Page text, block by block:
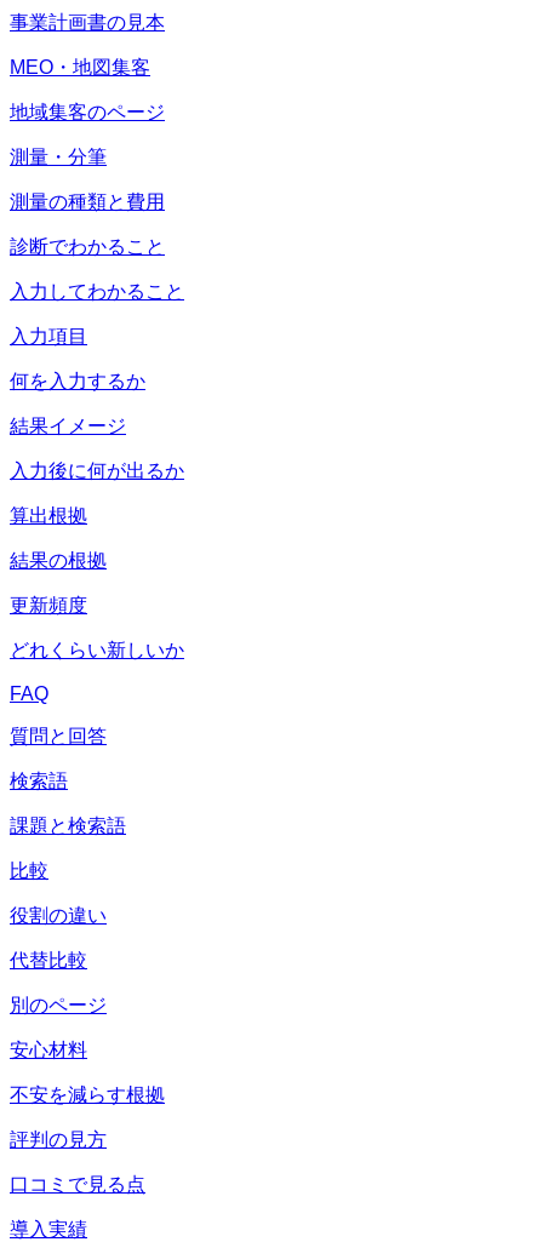
事業計画書の見本
MEO・地図集客
地域集客のページ
測量・分筆
測量の種類と費用
診断でわかること
入力してわかること
入力項目
何を入力するか
結果イメージ
入力後に何が出るか
算出根拠
結果の根拠
更新頻度
どれくらい新しいか
FAQ
質問と回答
検索語
課題と検索語
比較
役割の違い
代替比較
別のページ
安心材料
不安を減らす根拠
評判の見方
口コミで見る点
導入実績